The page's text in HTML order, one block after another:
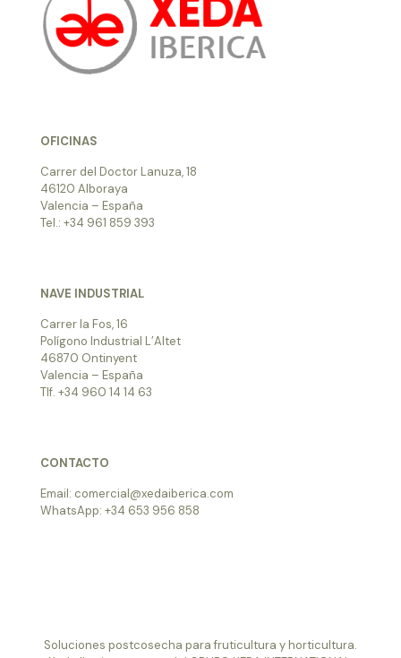
OFICINAS
Carrer del Doctor Lanuza, 18
46120 Alboraya
Valencia – España
Tel.: +34 961 859 393
NAVE INDUSTRIAL
Carrer la Fos, 16
Polígono Industrial L’Altet
46870 Ontinyent
Valencia – España
Tlf. +34 960 14 14 63
CONTACTO
Email: comercial@xedaiberica.com
WhatsApp: +34 653 956 858
Soluciones postcosecha para fruticultura y horticultura.